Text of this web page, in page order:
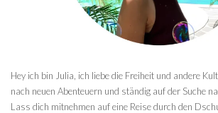
Hey ich bin Julia, ich liebe die Freiheit und andere
nach neuen Abenteuern und ständig auf der Suche
Lass dich mitnehmen auf eine Reise durch den